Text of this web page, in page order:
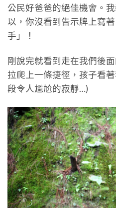
公民好爸爸的絕佳機會。
以，你沒看到告示牌上寫
手」！
剛說完就看到走在我們後
拉爬上一條捷徑，孩子看
段令人尷尬的寂靜…)